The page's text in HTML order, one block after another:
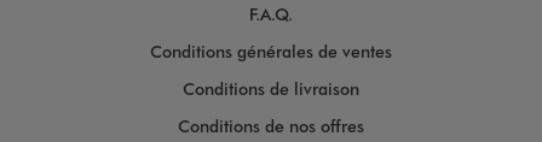
F.A.Q.
Conditions générales de ventes
Conditions de livraison
Conditions de nos offres